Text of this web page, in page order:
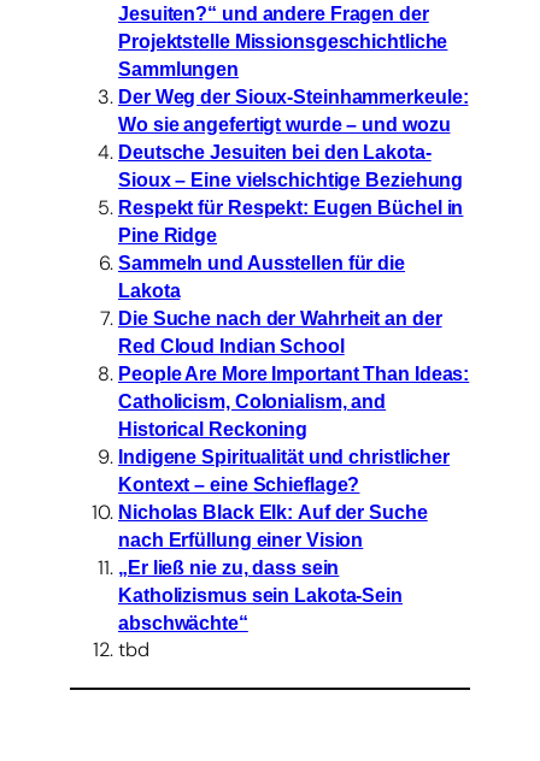
Jesuiten?“ und andere Fragen der
Projektstelle Missionsgeschichtliche
Sammlungen
Der Weg der Sioux-Steinhammerkeule:
Wo sie angefertigt wurde – und wozu
Deutsche Jesuiten bei den Lakota-
Sioux – Eine vielschichtige Beziehung
Respekt für Respekt: Eugen Büchel in
Pine Ridge
Sammeln und Ausstellen für die
Lakota
Die Suche nach der Wahrheit an der
Red Cloud Indian School
People Are More Important Than Ideas:
Catholicism, Colonialism, and
Historical Reckoning
Indigene Spiritualität und christlicher
Kontext – eine Schieflage?
Nicholas Black Elk: Auf der Suche
nach Erfüllung einer Vision
„Er ließ nie zu, dass sein
Katholizismus sein Lakota-Sein
abschwächte“
tbd